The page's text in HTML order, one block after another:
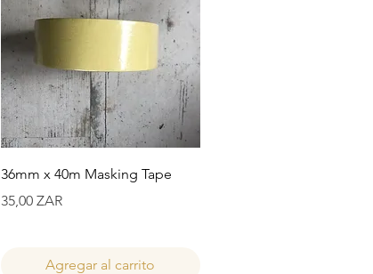
Vista rápida
36mm x 40m Masking Tape
Precio
35,00 ZAR
Agregar al carrito